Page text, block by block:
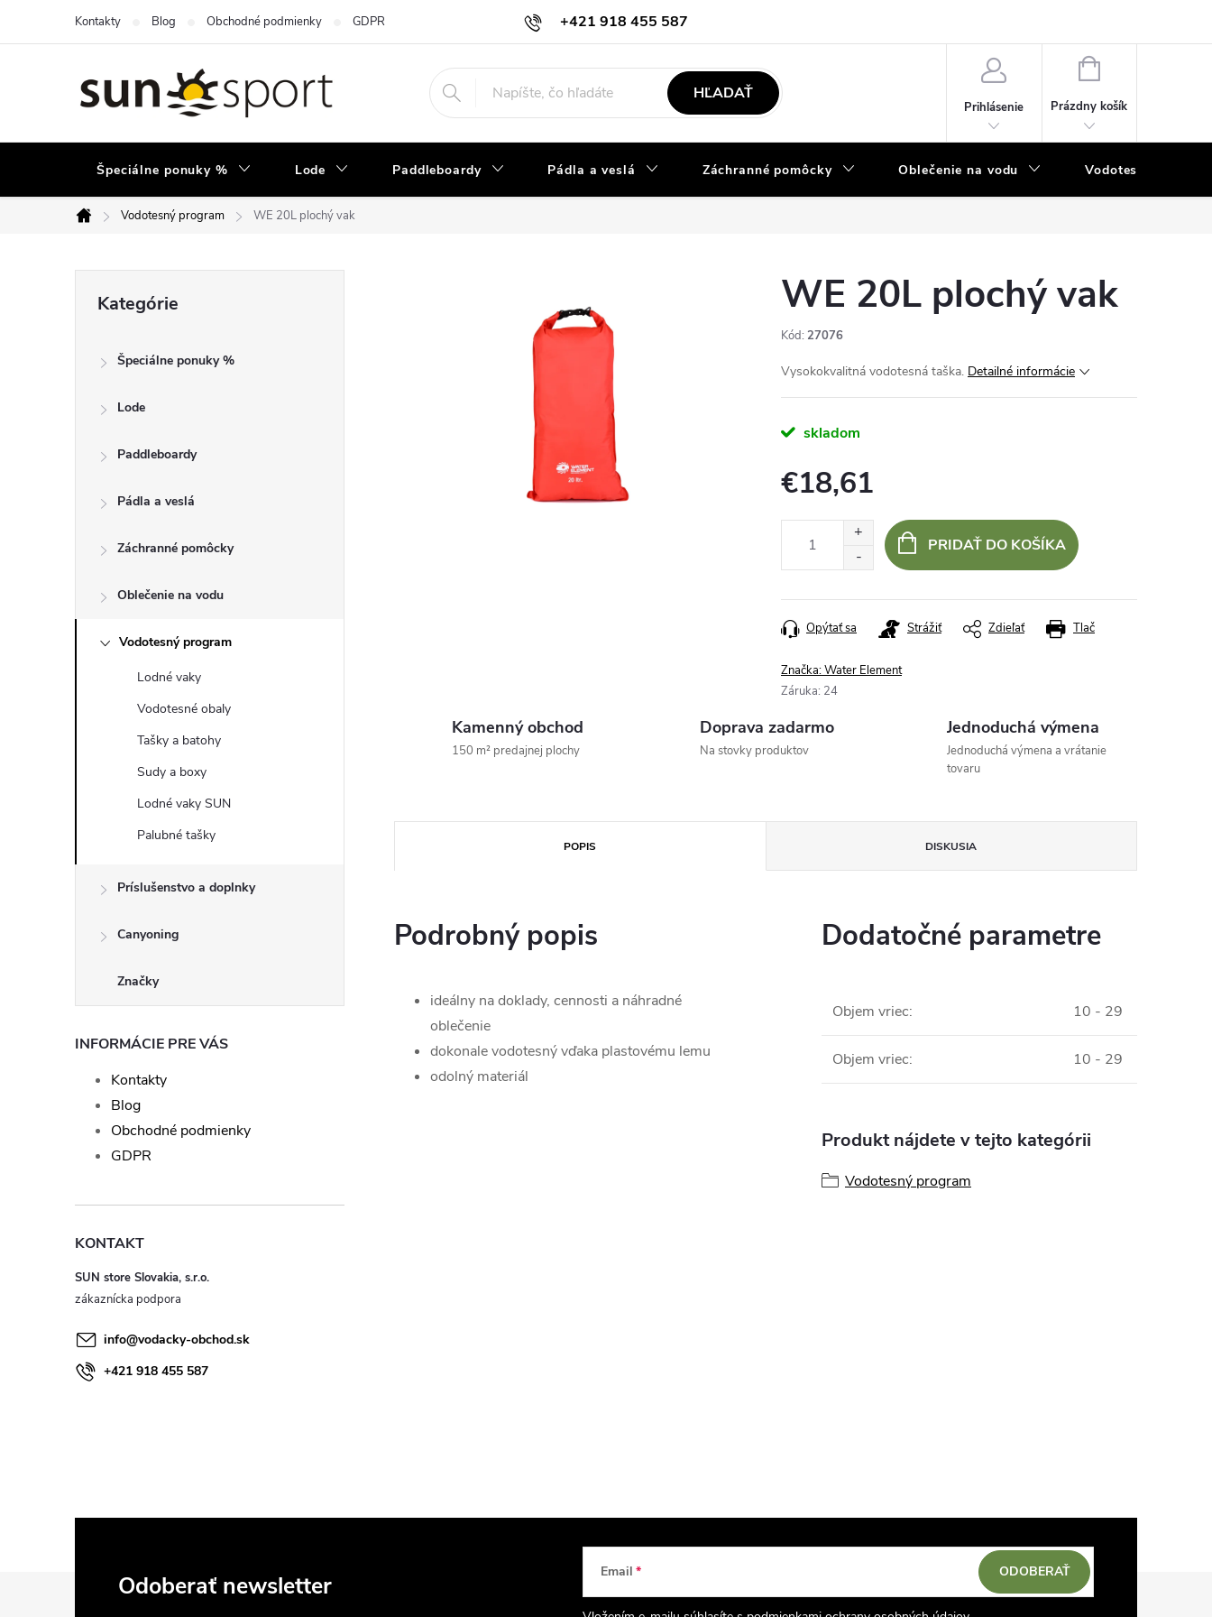
+421 918 455 587
info@vodacky-obchod.sk
Kontakty Blog Obchodné podmienky GDPR
HĽADAŤ
Prihlásenie
NÁKUPNÝ
Prázdny košík
Špeciálne ponuky % Lode Paddleboardy Pádla a veslá Záchranné pomôcky Oblečenie na vodu Vodotesný program
Domov
Vodotesný program WE 20L plochý vak
n
kategórie
Kategórie
Špeciálne ponuky %
Lode
Paddleboardy
Pádla a veslá
Záchranné pomôcky
Oblečenie na vodu
Vodotesný program
Lodné vaky
Vodotesné obaly
Tašky a batohy
Sudy a boxy
Lodné vaky SUN
Palubné tašky
Príslušenstvo a doplnky
Canyoning
Značky
INFORMÁCIE PRE VÁS
Kontakty
Blog
Obchodné podmienky
GDPR
KONTAKT
SUN store Slovakia, s.r.o.
info@vodacky-obchod.sk
+421 918 455 587
WE 20L plochý vak
Kód: 27076
Vysokokvalitná vodotesná taška. Detailné informácie
skladom
€18,61
PRIDAŤ DO KOŠÍKA
Tlač
Opýtať sa Strážiť Zdieľať
Značka:Water Element
Záruka: 24
Kamenný obchod
150 m² predajnej plochy
Doprava zadarmo
Na stovky produktov
Jednoduchá výmena
Jednoduchá výmena a vrátanie
tovaru
POPIS DISKUSIA
Podrobný popis
ideálny na doklady, cennosti a náhradné
oblečenie
dokonale vodotesný vďaka plastovému lemu
odolný materiál
Dodatočné parametre
Objem vriec: 10 - 29
Objem vriec: 10 - 29
Produkt nájdete v tejto kategórii
Vodotesný program
Odoberať newsletter Email ODOBERAŤ